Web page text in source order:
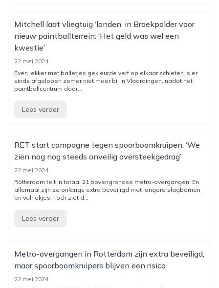
Mitchell laat vliegtuig ‘landen’ in Broekpolder voor
nieuw paintballterrein: ‘Het geld was wel een
kwestie’
22 mei 2024
Even lekker met balletjes gekleurde verf op elkaar schieten is er
sinds afgelopen zomer niet meer bij in Vlaardingen, nadat het
paintballcentrum daar...
Lees verder
RET start campagne tegen spoorboomkruipen: ‘We
zien nog nog steeds onveilig oversteekgedrag’
22 mei 2024
Rotterdam telt in totaal 21 bovengrondse metro-overgangen. En
allemaal zijn ze onlangs extra beveiligd met langere slagbomen
en valhekjes. Toch ziet d...
Lees verder
Metro-overgangen in Rotterdam zijn extra beveiligd,
maar spoorboomkruipers blijven een risico
22 mei 2024